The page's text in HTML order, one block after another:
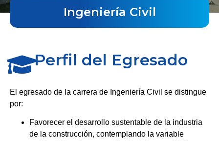
Ingeniería Civil
Perfil del Egresado
El egresado de la carrera de Ingeniería Civil se distingue
por:
Favorecer el desarrollo sustentable de la industria
de la construcción, contemplando la variable